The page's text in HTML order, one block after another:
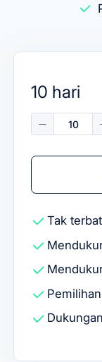
10 hari
Tak